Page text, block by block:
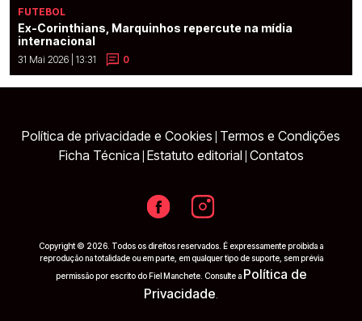
FUTEBOL
Ex-Corinthians, Marquinhos repercute na mídia
internacional
31 Mai 2026 | 13:31 0
Política de privacidade e Cookies Termos e Condições
Ficha Técnica Estatuto editorial Contatos
Copyright © 2026. Todos os direitos reservados. É expressamente proibida a
reprodução na totalidade ou em parte, em qualquer tipo de suporte, sem prévia
permissão por escrito do Fiel Manchete. Consulte a Política de
Privacidade